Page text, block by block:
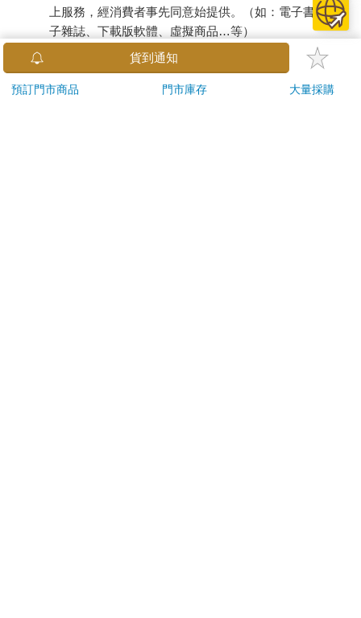
上服務，經消費者事先同意始提供。（如：電子書、電
子雜誌、下載版軟體、虛擬商品…等）
已拆封之個人衛生用品。（如：內衣褲、刮鬍刀、除毛
若非上列種類商品，均享有到貨7天的猶豫期（含例假
貨到通知
預訂門市商品 門市庫存 大量採購